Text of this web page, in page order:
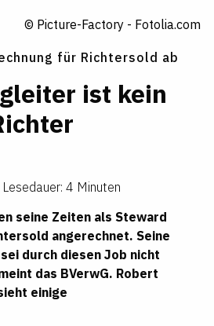
© Picture-Factory - Fotolia.com
für Richtersold ab
­g­leiter ist kein
Lesedauer: 4 Minuten
seine Zeiten als Steward
angerechnet. Seine
durch diesen Job nicht
das BVerwG. Robert
einige